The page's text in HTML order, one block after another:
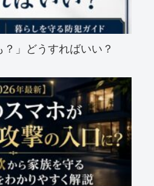
？」どうすればいい？